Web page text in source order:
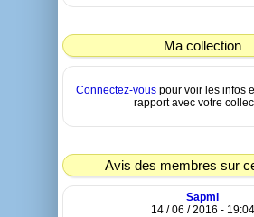
Ma collection
Connectez-vous pour voir les infos
rapport avec votre
Avis des membres sur
Sapmi
14 / 06 / 2016 - 19:04